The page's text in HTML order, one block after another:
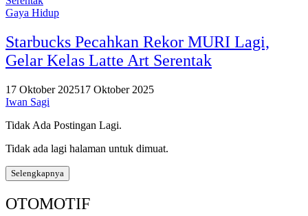
Gaya Hidup
Starbucks Pecahkan Rekor MURI Lagi,
Gelar Kelas Latte Art Serentak
17 Oktober 202517 Oktober 2025
Iwan Sagi
Tidak Ada Postingan Lagi.
Tidak ada lagi halaman untuk dimuat.
Selengkapnya
OTOMOTIF